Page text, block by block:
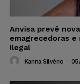
Anvisa prevê
emagrecedoras
ilegal
Karina Silvério -